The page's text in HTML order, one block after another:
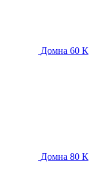
Домна 60 К
Домна 80 К